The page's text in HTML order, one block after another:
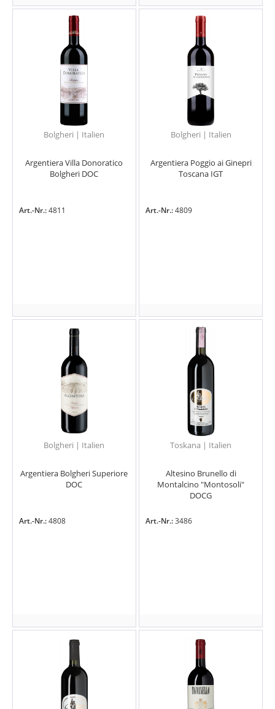
Bolgheri | Italien
Argentiera Villa Donoratico
Bolgheri DOC
Art.-Nr.:4811
Bolgheri | Italien
Argentiera Poggio ai Ginepri
Toscana IGT
Art.-Nr.:4809
Bolgheri | Italien
Argentiera Bolgheri Superiore
DOC
Art.-Nr.:4808
Toskana | Italien
Altesino Brunello di
Montalcino "Montosoli"
DOCG
Art.-Nr.:3486